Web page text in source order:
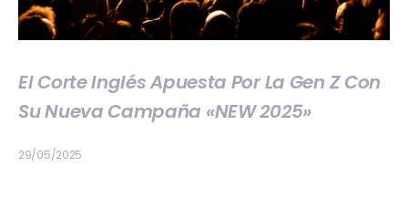
El Corte Inglés Apuesta Por La Gen Z Con
Su Nueva Campaña «NEW 2025»
29/05/2025